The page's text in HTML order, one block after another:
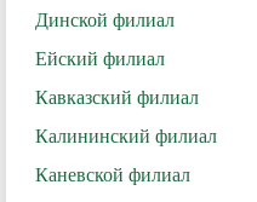
Динской филиал
Ейский филиал
Кавказский филиал
Калининский филиал
Каневской филиал